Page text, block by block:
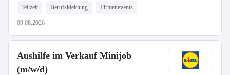
Teilzeit Berufskleidung Firmenevents
09.08.2026
Aushilfe im Verkauf Minijob
(m/w/d)